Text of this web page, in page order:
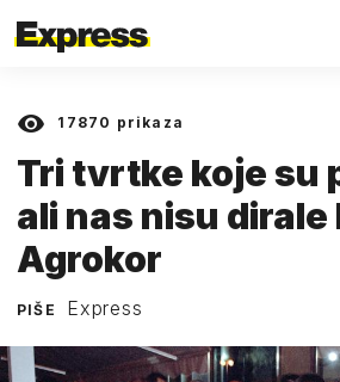
17870 prikaza
Tri tvrtke koje su
ali nas nisu dirale
Agrokor
PIŠE Express